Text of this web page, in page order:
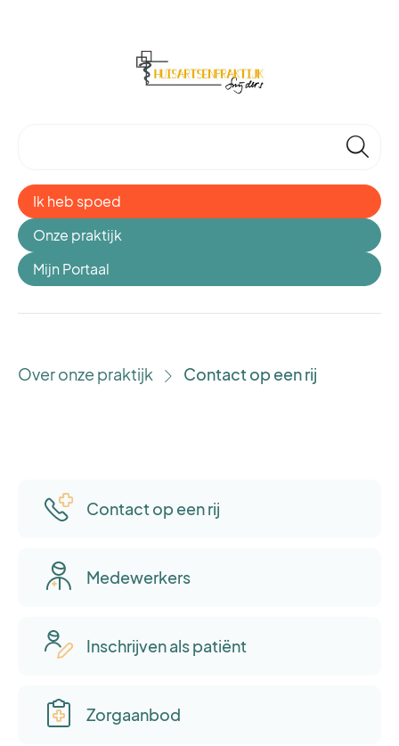
🔎
Onze praktijk
Mijn Portaal
Ik heb spoed
Over onze praktijk › Contact op een rij
Contact op een rij
Medewerkers
Inschrijven als patiënt
Zorgaanbod